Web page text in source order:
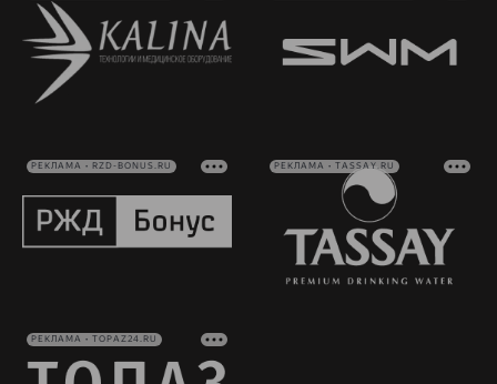
РЕКЛАМА • RZD-BONUS.RU РЕКЛАМА • TASSAY.RU
РЕКЛАМА • TOPAZ24.RU